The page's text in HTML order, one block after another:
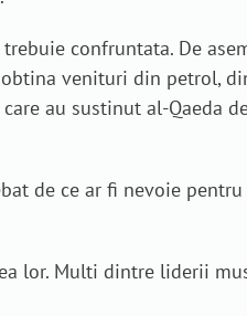
confruntata. De
venituri din petrol,
au sustinut al-Qaeda
de ce ar fi nevoie
lor. Multi dintre liderii